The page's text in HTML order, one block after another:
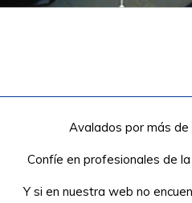
Avalados por más
Confíe en profesionales de
Y si en nuestra web no